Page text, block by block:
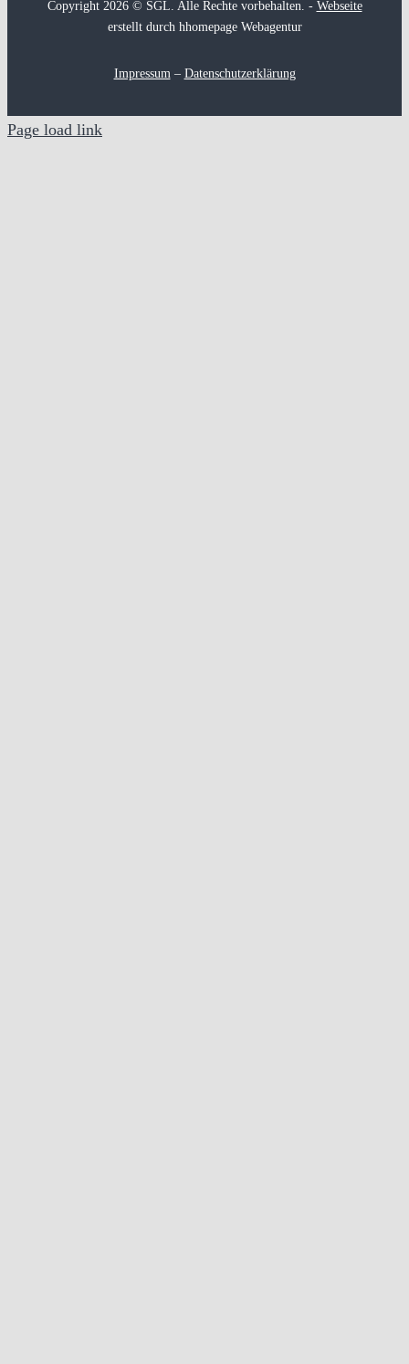
Copyright 2026 © SGL. Alle Rechte vorbehalten. - Webseite
erstellt durch hhomepage Webagentur
Impressum– Datenschutzerklärung
Page load link